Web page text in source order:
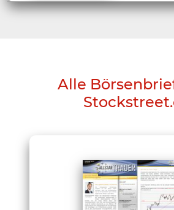
Alle